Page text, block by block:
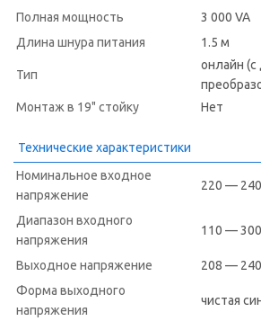
Полная мощность
3 000 VA
Длина шнура питания
1.5 м
Тип
онлайн
Монтаж в 19" стойку
Нет
Технические характеристики
Номинальное входное
напряжение
220 —
Диапазон входного
напряжения
110 —
Выходное напряжение
208 —
Форма выходного
напряжения
чистая